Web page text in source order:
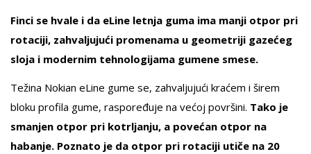
Finci se hvale i da eLine letnja guma ima manji otpor pri
rotaciji, zahvaljujući promenama u geometriji gazećeg
sloja i modernim tehnologijama gumene smese.
Težina Nokian eLine gume se, zahvaljujući kraćem i širem
bloku profila gume, raspoređuje na većoj površini. Tako je
smanjen otpor pri kotrljanju, a povećan otpor na
habanje. Poznato je da otpor pri rotaciji utiče na 20